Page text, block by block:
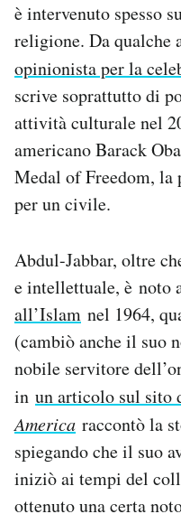
è intervenuto spesso
religione. Da qualche
opinionista per la
scrive soprattutto di
attività culturale nel
americano Barack
Medal of Freedom, la
per un civile.
Abdul-Jabbar, oltre
e intellettuale, è noto
all’Islam nel 1964,
(cambiò anche il suo
nobile servitore
in un articolo sul
America raccontò la
spiegando che il suo
iniziò ai tempi del
ottenuto una certa